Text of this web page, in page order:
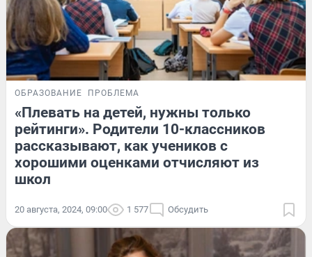
ОБРАЗОВАНИЕ ПРОБЛЕМА
«Плевать на детей, нужны только
рейтинги». Родители 10-классников
рассказывают, как учеников с
хорошими оценками отчисляют из
школ
20 августа, 2024, 09:00 1 577 Обсудить